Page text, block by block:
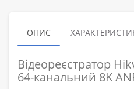
ОПИС
Відеореєстратор
64-канальний 8K